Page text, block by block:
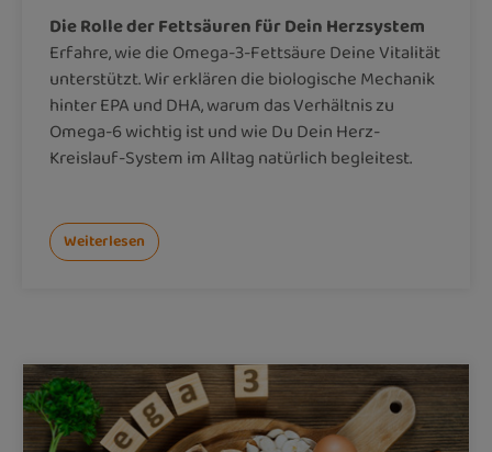
Die Rolle der Fettsäuren für Dein Herzsystem
Erfahre, wie die Omega-3-Fettsäure Deine Vitalität
unterstützt. Wir erklären die biologische Mechanik
hinter EPA und DHA, warum das Verhältnis zu
Omega-6 wichtig ist und wie Du Dein Herz-
Kreislauf-System im Alltag natürlich begleitest.
Weiterlesen